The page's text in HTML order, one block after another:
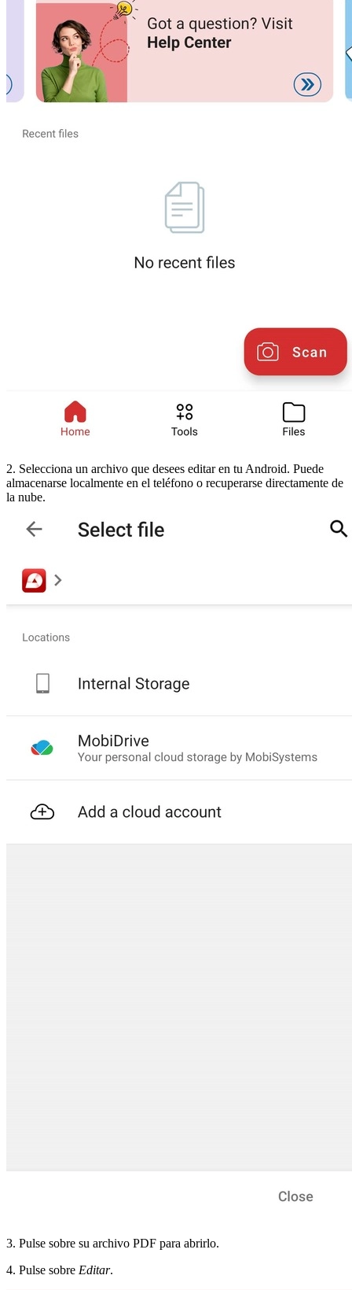
2. Selecciona un archivo que desees editar en tu Android. Puede
almacenarse localmente en el teléfono o recuperarse directamente de
la nube.
3. Pulse sobre su archivo PDF para abrirlo.
4. Pulse sobre Editar.